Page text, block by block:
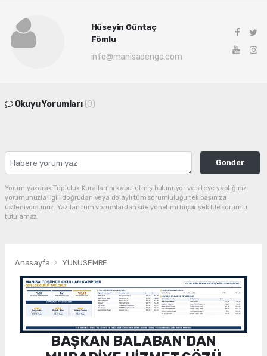
Hüseyin Güntaç
Fömlu
info@manisadenge.com
Okuyu Yorumları (0)
Gonder
Yorum yazarak Topluluk Kuralları’nı kabul etmiş bulunuyor ve siteye yaptığınız
yorumunuzla ilgili doğrudan veya dolaylı tüm sorumluluğu tek başınıza
üstleniyorsunuz. Yazılan tüm yorumlardan site yönetimi hiçbir şekilde sorumlu
tutulamaz.
Anasayfa YUNUSEMRE
BAŞKAN BALABAN'DAN